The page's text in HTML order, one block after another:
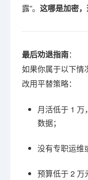
露”。 这哪是加密
最后劝退指南：
如果你属于以下情
改用平替策略：
月活低于 1
数据；
没有专职运维
预算低于 2 万